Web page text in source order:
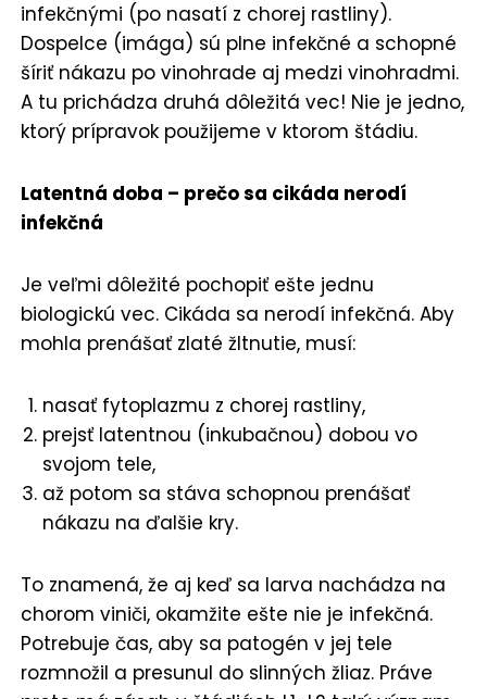
infekčnými (po nasatí z chorej rastliny).
Dospelce (imága) sú plne infekčné a schopné
šíriť nákazu po vinohrade aj medzi vinohradmi.
A tu prichádza druhá dôležitá vec! Nie je jedno,
ktorý prípravok použijeme v ktorom štádiu.
Latentná doba – prečo sa cikáda nerodí
infekčná
Je veľmi dôležité pochopiť ešte jednu
biologickú vec. Cikáda sa nerodí infekčná. Aby
mohla prenášať zlaté žltnutie, musí:
nasať fytoplazmu z chorej rastliny,
prejsť latentnou (inkubačnou) dobou vo
svojom tele,
až potom sa stáva schopnou prenášať
nákazu na ďalšie kry.
To znamená, že aj keď sa larva nachádza na
chorom viniči, okamžite ešte nie je infekčná.
Potrebuje čas, aby sa patogén v jej tele
rozmnožil a presunul do slinných žliaz. Práve